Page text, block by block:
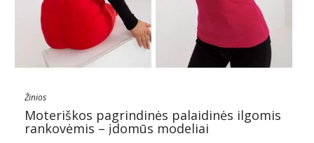
Žinios
Moteriškos pagrindinės palaidinės ilgomis
rankovėmis – įdomūs modeliai